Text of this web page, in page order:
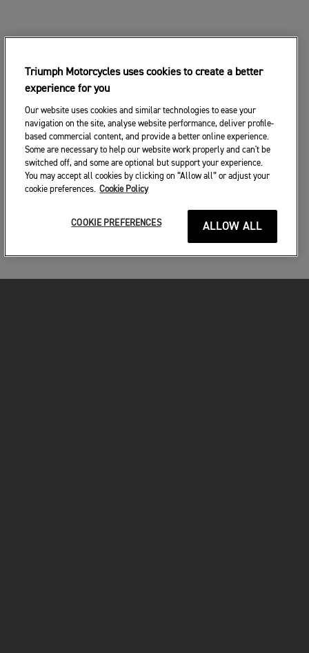
Triumph Motorcycles uses cookies to create a better
experience for you
Our website uses cookies and similar technologies to ease your
navigation on the site, analyse website performance, deliver profile-
based commercial content, and provide a better online experience.
Some are necessary to help our website work properly and can't be
switched off, and some are optional but support your experience.
You may accept all cookies by clicking on “Allow all” or adjust your
cookie preferences. Cookie Policy
ALLOW ALL
COOKIE PREFERENCES